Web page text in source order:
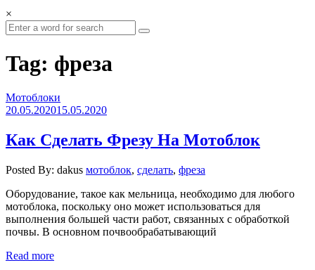
×
Tag: фреза
Мотоблоки
20.05.202015.05.2020
Как Сделать Фрезу На Мотоблок
Posted By: dakus мотоблок, сделать, фреза
Оборудование, такое как мельница, необходимо для любого
мотоблока, поскольку оно может использоваться для
выполнения большей части работ, связанных с обработкой
почвы. В основном почвообрабатывающий
Read more